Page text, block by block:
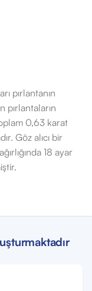
pırlantanın
pırlantaların
0,63 karat
Göz alıcı bir
18 ayar